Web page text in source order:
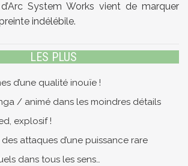
System Works vient de marquer
indélébile.
LES PLUS
d’une qualité inouïe !
/ animé dans les moindres détails
explosif !
attaques d’une puissance rare
dans tous les sens…